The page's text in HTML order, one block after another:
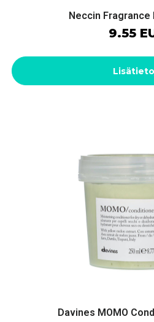
Neccin Fragrance
9.55
Davines MOMO